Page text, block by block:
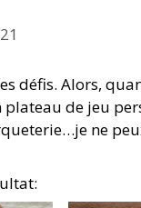
défis. Alors,
de jeu
ne